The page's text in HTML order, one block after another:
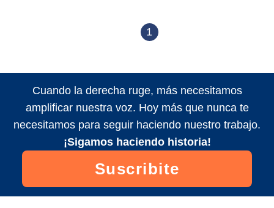
1
Cuando la derecha ruge, más necesitamos
amplificar nuestra voz. Hoy más que nunca te
necesitamos para seguir haciendo nuestro trabajo.
¡Sigamos haciendo historia!
Suscribite